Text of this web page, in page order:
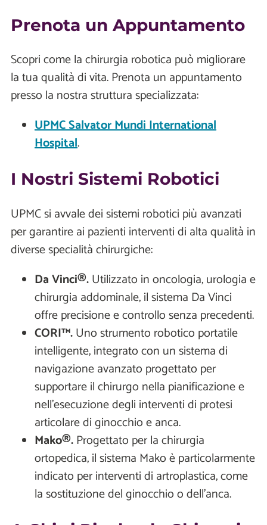
Prenota un Appuntamento
Scopri come la chirurgia robotica può migliorare
la tua qualità di vita. Prenota un appuntamento
presso la nostra struttura specializzata:
UPMC Salvator Mundi International
Hospital.
I Nostri Sistemi Robotici
UPMC si avvale dei sistemi robotici più avanzati
per garantire ai pazienti interventi di alta qualità in
diverse specialità chirurgiche:
Da Vinci®.Utilizzato in oncologia, urologia e
chirurgia addominale, il sistema Da Vinci
offre precisione e controllo senza precedenti.
CORI™.Uno strumento robotico portatile
intelligente, integrato con un sistema di
navigazione avanzato progettato per
supportare il chirurgo nella pianificazione e
nell’esecuzione degli interventi di protesi
articolare di ginocchio e anca.
Mako®.Progettato per la chirurgia
ortopedica, il sistema Mako è particolarmente
indicato per interventi di artroplastica, come
la sostituzione del ginocchio o dell'anca.